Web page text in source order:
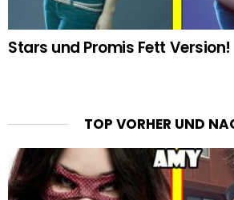
Stars und Promis Fett Version!
TOP VORHER UND